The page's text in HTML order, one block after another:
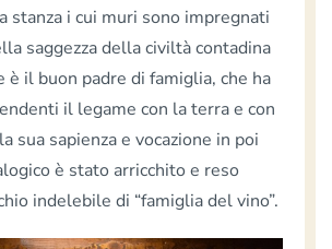
stanza i cui muri sono impregnati
saggezza della civiltà contadina
è il buon padre di famiglia, che ha
il legame con la terra e con
sua sapienza e vocazione in poi
è stato arricchito e reso
indelebile di “famiglia del vino”.